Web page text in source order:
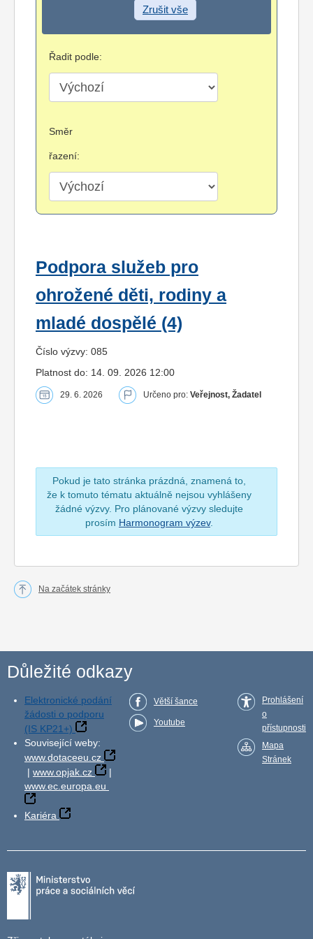
Zrušit vše
Řadit podle:
Směr
řazení:
Podpora služeb pro
ohrožené děti, rodiny a
mladé dospělé (4)
Číslo výzvy: 085
Platnost do: 14. 09. 2026 12:00
29. 6. 2026 Určeno pro: Veřejnost, Žadatel
Pokud je tato stránka prázdná, znamená to,
že k tomuto tématu aktuálně nejsou vyhlášeny
žádné výzvy. Pro plánované výzvy sledujte
prosím Harmonogram výzev.
Na začátek stránky
Důležité odkazy
Elektronické podání
žádosti o podporu
(IS KP21+)
Související weby:
www.dotaceeu.cz
| www.opjak.cz
|
www.ec.europa.eu
Kariéra
Větší šance
Youtube
Prohlášení
o
přístupnosti
Mapa
Stránek